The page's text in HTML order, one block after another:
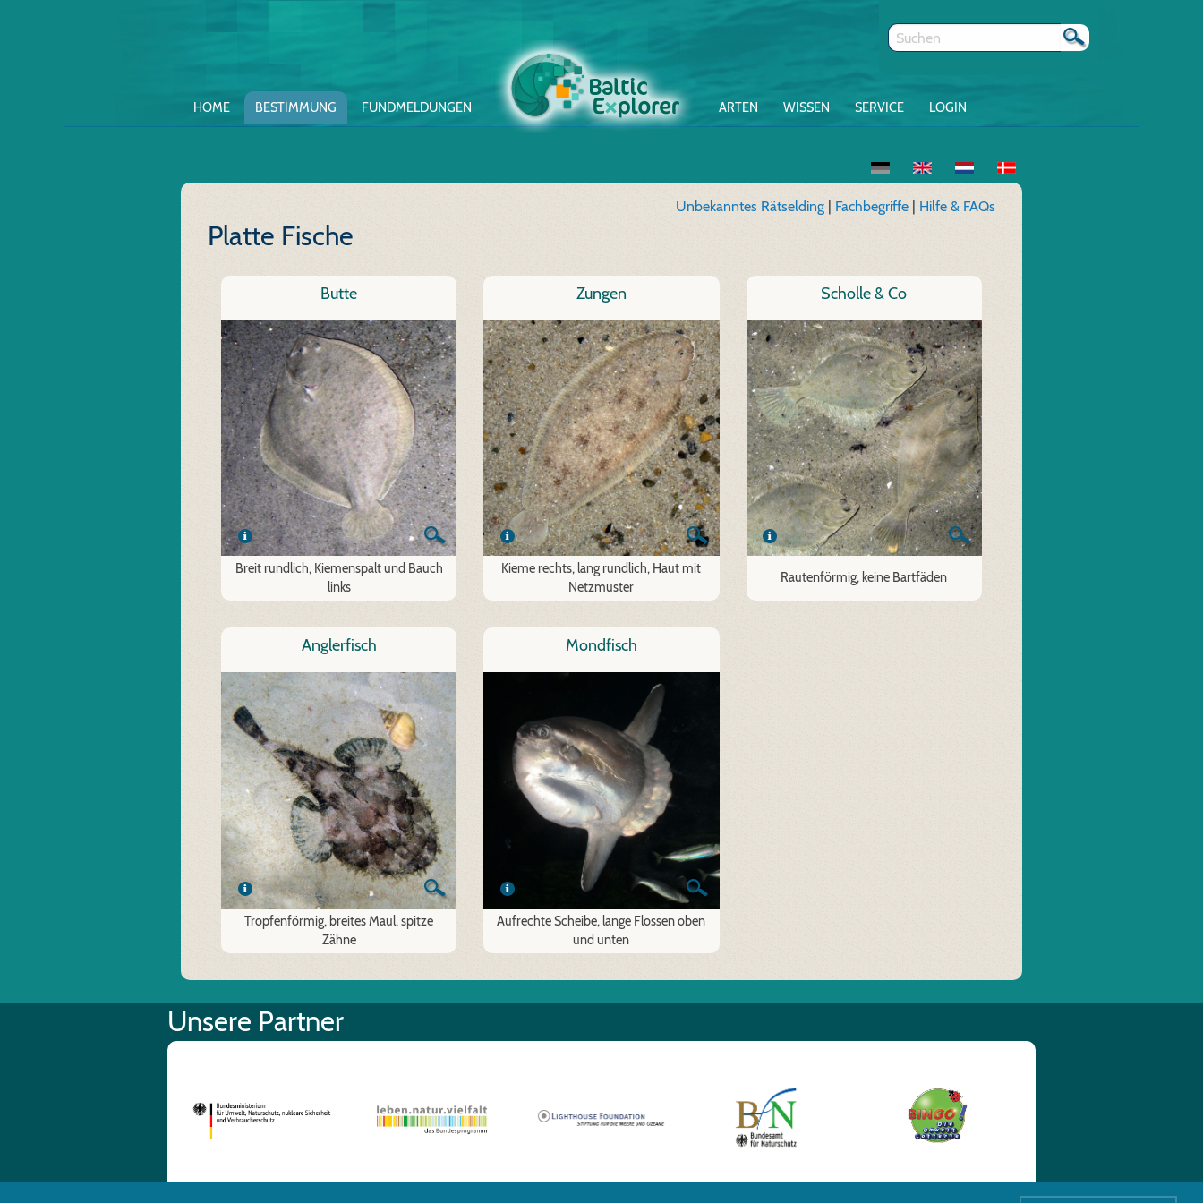
HOME BESTIMMUNG FUNDMELDUNGEN ARTEN WISSEN SERVICE LOGIN
Unbekanntes Rätselding | Fachbegriffe | Hilfe & FAQs
Platte Fische
Butte
Breit rundlich, Kiemenspalt und Bauch
links
Zungen
Kieme rechts, lang rundlich, Haut mit
Netzmuster
Scholle & Co
Rautenförmig, keine Bartfäden
Anglerfisch
Tropfenförmig, breites Maul, spitze
Zähne
Mondfisch
Aufrechte Scheibe, lange Flossen oben
und unten
Unsere Partner